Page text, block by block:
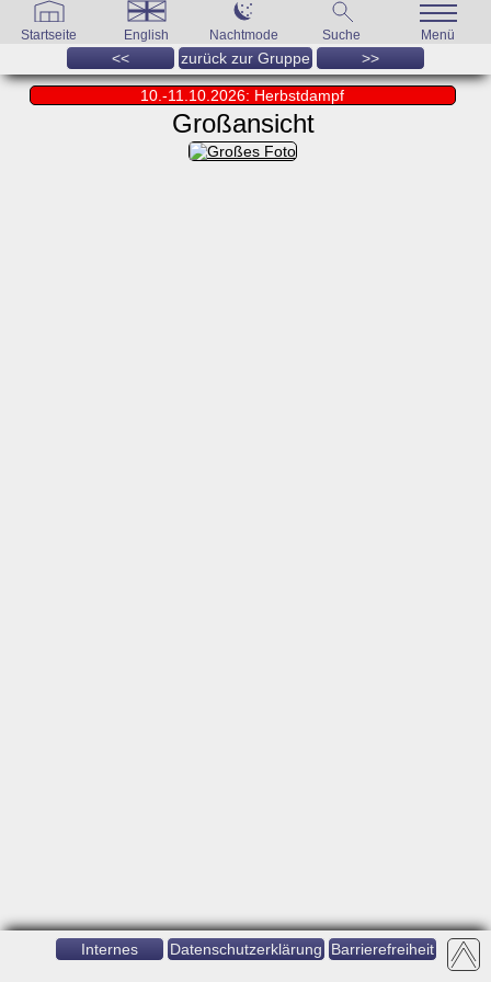
Startseite English Nachtmode Suche Menü
<< zurück zur Gruppe >>
10.-11.10.2026: Herbstdampf
Großansicht
Internes Datenschutzerklärung Barrierefreiheit